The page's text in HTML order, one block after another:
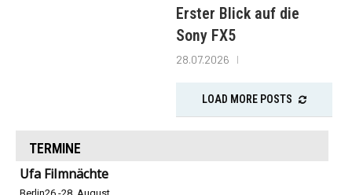
Erster Blick auf die
Sony FX5
28.07.2026
LOAD MORE POSTS
TERMINE
Ufa Filmnächte